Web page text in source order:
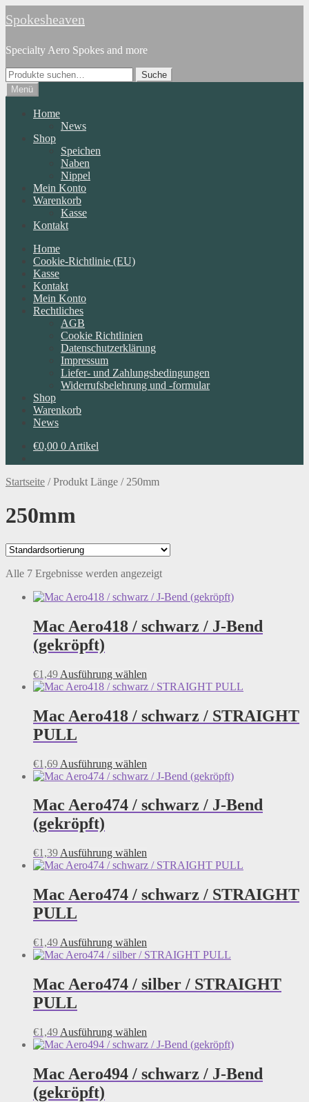
Navigation
Inhalt
Spokesheaven
Specialty Aero Spokes and more
Suche
nach:
Suche
Menü
Home
News
Shop
Speichen
Naben
Nippel
Mein Konto
Warenkorb
Kasse
Kontakt
Home
Cookie-Richtlinie (EU)
Kasse
Kontakt
Mein Konto
Rechtliches
AGB
Cookie Richtlinien
Datenschutzerklärung
Impressum
Liefer- und Zahlungsbedingungen
Widerrufsbelehrung und -formular
Shop
Warenkorb
News
€0,00 0 Artikel
Startseite /Produkt Länge / 250mm
250mm
Alle 7 Ergebnisse werden angezeigt
Mac Aero418 / schwarz / J-Bend
(gekröpft)
€1,49 Ausführung wählen
Produkt
mehrere
Varianten
können
auf
der
Produktseite
Mac Aero418 / schwarz / STRAIGHT
PULL
€1,69 Ausführung wählen
Produkt
mehrere
Varianten
können
der
Produktseite
Mac Aero474 / schwarz / J-Bend
(gekröpft)
€1,39 Ausführung wählen
Produkt
mehrere
Varianten
können
auf
der
Produktseite
Mac Aero474 / schwarz / STRAIGHT
PULL
€1,49 Ausführung wählen
Produkt
mehrere
Varianten
können
auf
der
Produktseite
Mac Aero474 / silber / STRAIGHT
PULL
€1,49 Ausführung wählen
Produkt
mehrere
Varianten
Mac Aero494 / schwarz / J-Bend
(gekröpft)